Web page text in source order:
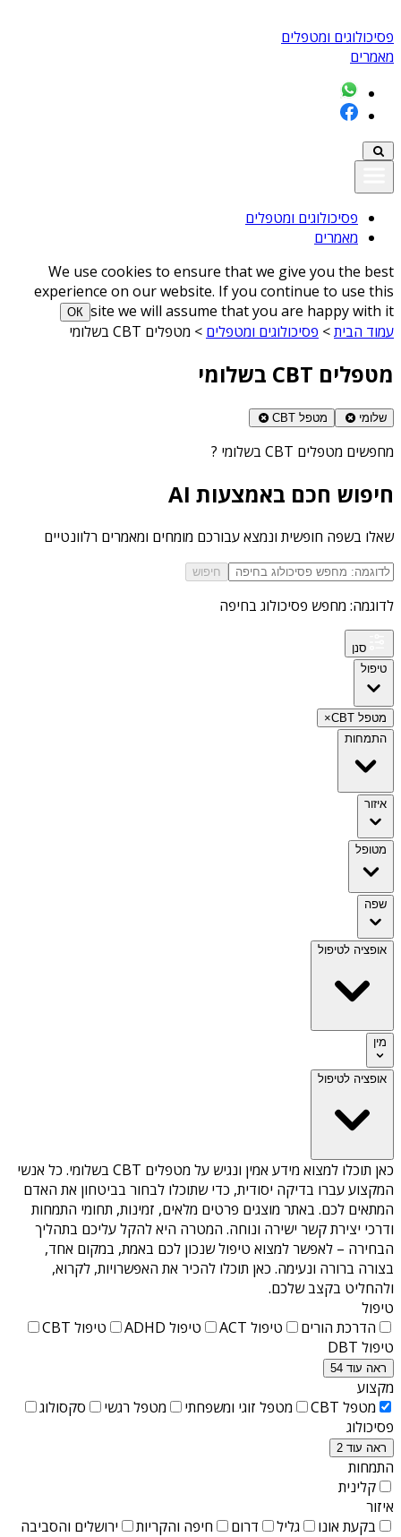
פסיכולוגים ומטפלים
מאמרים
פסיכולוגים ומטפלים
מאמרים
We use cookies to ensure that we give you the best
experience on our website. If you continue to use this
site we will assume that you are happy with it
ОК
עמוד הבית> פסיכולוגים ומטפלים > מטפלים CBT בשלומי
מטפלים CBT בשלומי
שלומי מטפל CBT
מחפשים מטפלים CBT בשלומי ?
חיפוש חכם באמצעות AI
שאלו בשפה חופשית ונמצא עבורכם מומחים ומאמרים רלוונטיים
חיפוש
לדוגמה: מחפש פסיכולוג בחיפה
סנן
טיפול
מטפל CBT
×
התמחות
איזור
מטופל
שפה
אופציה לטיפול
מין
אופציה לטיפול
כאן תוכלו למצוא מידע אמין ונגיש על מטפלים CBT בשלומי
. כל אנשי
המקצוע עברו בדיקה יסודית, כדי שתוכלו לבחור בביטחון את האדם
המתאים לכם. באתר מוצגים פרטים מלאים, זמינות, תחומי התמחות
ודרכי יצירת קשר ישירה ונוחה. המטרה היא להקל עליכם בתהליך
הבחירה – לאפשר למצוא טיפול שנכון לכם באמת, במקום אחד,
בצורה ברורה ונעימה. כאן תוכלו להכיר את האפשרויות, לקרוא,
ולהחליט בקצב שלכם.
טיפול
הדרכת הורים
טיפול ACT טיפול ADHD
טיפול CBT
טיפול DBT
ראה עוד 54
מקצוע
מטפל CBT
מטפל זוגי ומשפחתי מטפל רגשי
סקסולוג
פסיכולוג
ראה עוד 2
התמחות
קלינית
איזור
בקעת אונו
גליל דרום חיפה והקריות ירושלים והסביבה